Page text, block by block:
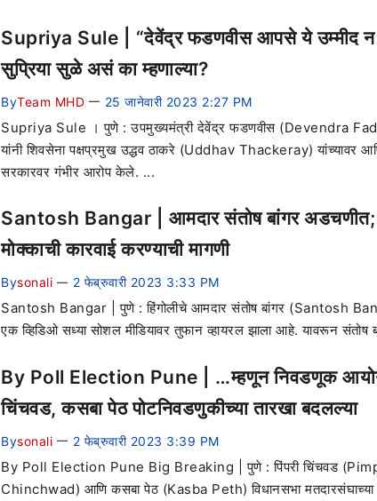
Supriya Sule | “देवेंद्र फडणवीस आपसे ये उम्मीद न
सुप्रिया सुळे असं का म्हणाल्या?
ByTeam MHD — 25 जानेवारी 2023 2:27 PM
Supriya Sule । पुणे : उपमुख्यमंत्री देवेंद्र फडणवीस (Devendra
यांनी शिवसेना पक्षप्रमुख उद्धव ठाकरे (Uddhav Thackeray) यांच्यावर
सरकारवर गंभीर आरोप केले. ...
Santosh Bangar | आमदार संतोष बांगर अडचणीत;
मोक्काची कारवाई करण्याची मागणी
Bysonali — 2 फेब्रुवारी 2023 3:33 PM
Santosh Bangar | पुणे : हिंगोलीचे आमदार संतोष बांगर (Santosh
एक व्हिडिओ सध्या सोशल मीडियावर तुफान व्हायरल झाला आहे. यावरून संतोष
By Poll Election Pune | …म्हणून निवडणूक
चिंचवड, कसबा पेठ पोटनिवडणुकीच्या तारखा बदलल्या
Bysonali — 2 फेब्रुवारी 2023 3:39 PM
By Poll Election Pune Big Breaking | पुणे : पिंपरी चिंचवड
Chinchwad) आणि कसबा पेठ (Kasba Peth) विधानसभा मतदारसंघाच्या